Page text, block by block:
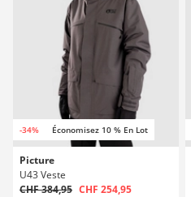
-34% Économisez 10 % En Lot
Picture
U43 Veste
CHF 384,95 CHF 254,95